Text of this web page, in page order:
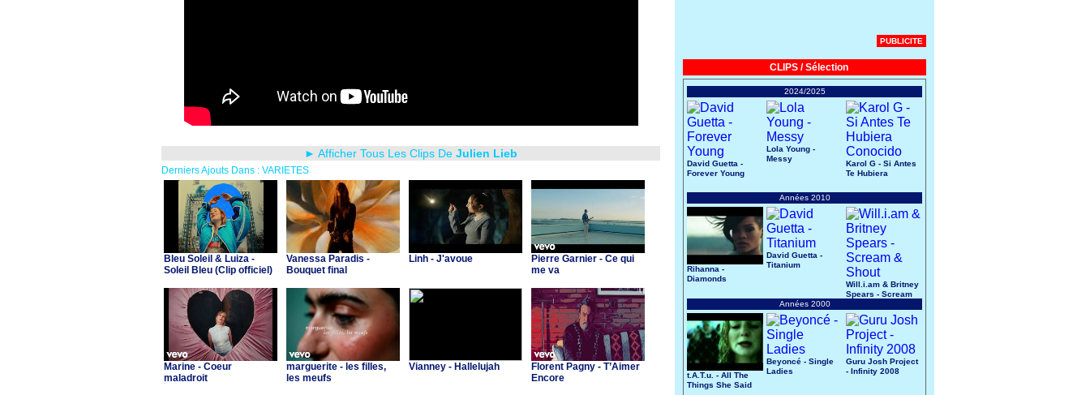
► Afficher Tous Les Clips De Julien Lieb
Derniers Ajouts Dans : VARIETES
Bleu Soleil & Luiza -
Soleil Bleu (Clip officiel)
Vanessa Paradis -
Bouquet final
Linh - J'avoue
Pierre Garnier - Ce qui
me va
Marine - Coeur
maladroit
marguerite - les filles,
les meufs
Vianney - Hallelujah
Florent Pagny - T’Aimer
Encore
PUBLICITE
CLIPS / Sélection
2024/2025
David Guetta -
Forever Young
Lola Young -
Messy
Karol G - Si Antes
Te Hubiera
Années 2010
Rihanna -
Diamonds
David Guetta -
Titanium
Will.i.am & Britney
Spears - Scream
Années 2000
t.A.T.u. - All The
Things She Said
Beyoncé - Single
Ladies
Guru Josh Project
- Infinity 2008